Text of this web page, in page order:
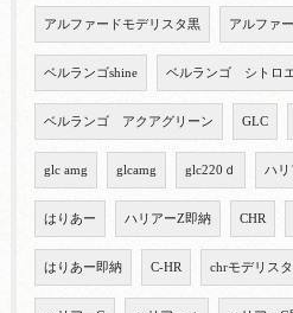
アルファードモデリスタ黒 アルファ
ベルランゴshine ベルランゴ シトロ
ベルランゴ アクアグリーン GLC
glc amg glcamg glc220ｄ ハリ
はりあー ハリアーZ即納 CHR
はりあー即納 C-HR chrモデリスタ